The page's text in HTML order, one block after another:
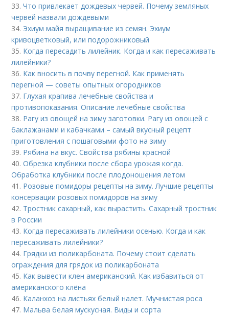
33.Что привлекает дождевых червей. Почему земляных
червей назвали дождевыми
34. Эхиум майя выращивание из семян. Эхиум
кривоцветковый, или подорожниковый
35. Когда пересадить лилейник. Когда и как пересаживать
лилейники?
36. Как вносить в почву перегной. Как применять
перегной — советы опытных огородников
37. Глухая крапива лечебные свойства и
противопоказания. Описание лечебные свойства
38. Рагу из овощей на зиму заготовки. Рагу из овощей с
баклажанами и кабачками – самый вкусный рецепт
приготовления с пошаговыми фото на зиму
39. Рябина на вкус. Свойства рябины красной
40.Обрезка клубники после сбора урожая когда.
Обработка клубники после плодоношения летом
41. Розовые помидоры рецепты на зиму. Лучшие рецепты
консервации розовых помидоров на зиму
42. Тростник сахарный, как вырастить. Сахарный тростник
в России
43. Когда пересаживать лилейники осенью. Когда и как
пересаживать лилейники?
44. Грядки из поликарбоната. Почему стоит сделать
ограждения для грядок из поликарбоната
45. Как вывести клен американский. Как избавиться от
американского клёна
46. Каланхоэ на листьях белый налет. Мучнистая роса
47. Мальва белая мускусная. Виды и сорта